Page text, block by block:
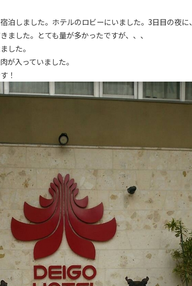
泊しました。ホテルのロビーにいました。3日目の夜
ました。とても量が多かったですが、、、
した。
が入っていました。
！